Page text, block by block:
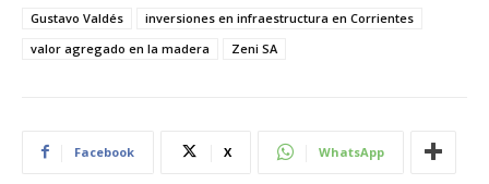
Gustavo Valdés
inversiones en infraestructura en Corrientes
valor agregado en la madera
Zeni SA
Facebook X WhatsApp